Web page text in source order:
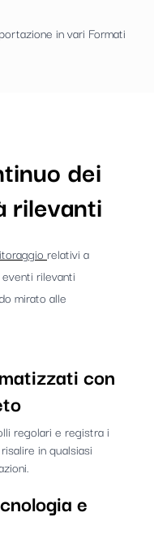
in vari Formati
dei
rilevanti
relativi a
rilevanti
mirato alle
con
regolari e registra i
in qualsiasi
e